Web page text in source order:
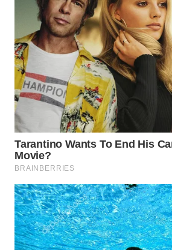
NIAS
WN
LANGKAT
WN
TAPANULI
SELATAN
WN
TANJUNG
LESUNG
WN
KARO
WN